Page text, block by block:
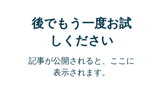
後でもう一度お試
しください
記事が公開されると、ここに
表示されます。